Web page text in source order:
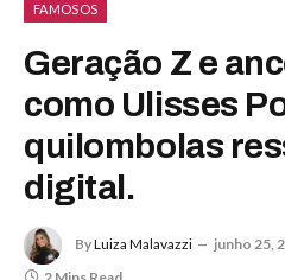
FAMOSOS
Geração Z e
como Ulisses
quilombolas
digital.
ByLuiza Malavazzi junho 25,